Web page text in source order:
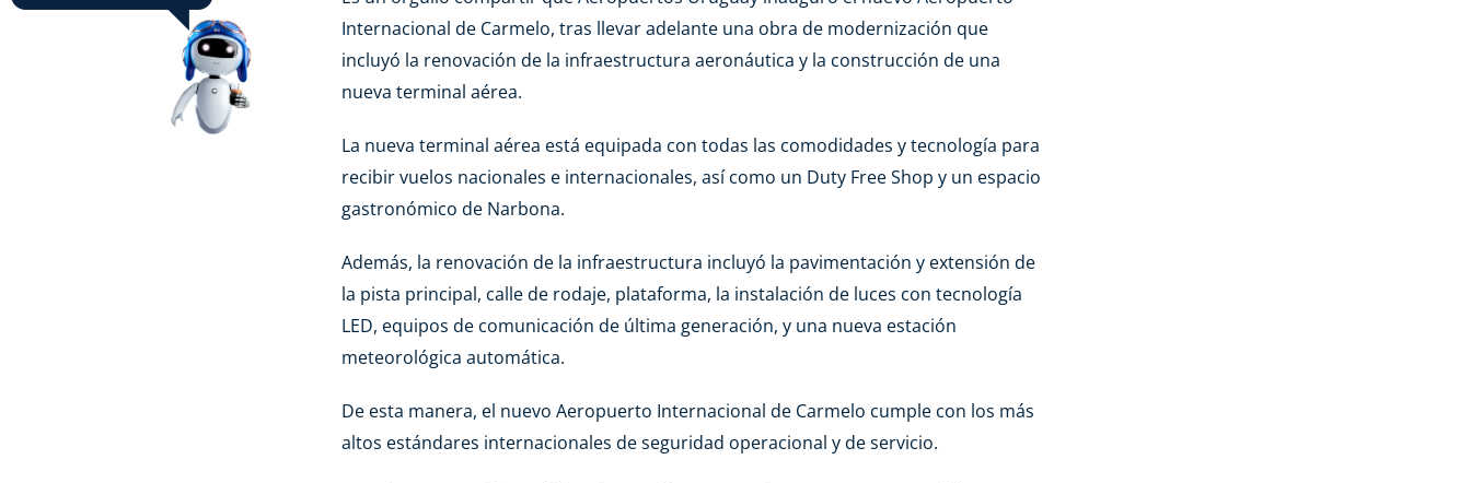
Internacional de Carmelo, tras llevar adelante una obra de modernización que
incluyó la renovación de la infraestructura aeronáutica y la construcción de una
nueva terminal aérea.
La nueva terminal aérea está equipada con todas las comodidades y tecnología para
recibir vuelos nacionales e internacionales, así como un Duty Free Shop y un espacio
gastronómico de Narbona.
Además, la renovación de la infraestructura incluyó la pavimentación y extensión de
la pista principal, calle de rodaje, plataforma, la instalación de luces con tecnología
LED, equipos de comunicación de última generación, y una nueva estación
meteorológica automática.
De esta manera, el nuevo Aeropuerto Internacional de Carmelo cumple con los más
altos estándares internacionales de seguridad operacional y de servicio.